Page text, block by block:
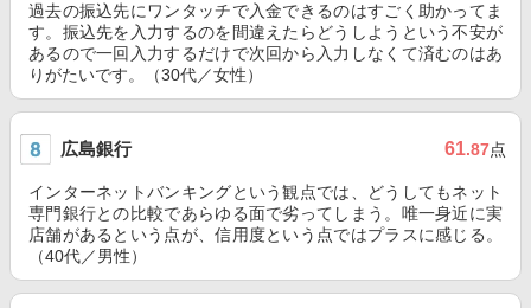
過去の振込先にワンタッチで入金できるのはすごく助かってま
す。振込先を入力するのを間違えたらどうしようという不安が
あるので一回入力するだけで次回から入力しなくて済むのはあ
りがたいです。（30代／女性）
広島銀行 61.87点
インターネットバンキングという観点では、どうしてもネット
専門銀行との比較であらゆる面で劣ってしまう。唯一身近に実
店舗があるという点が、信用度という点ではプラスに感じる。
（40代／男性）